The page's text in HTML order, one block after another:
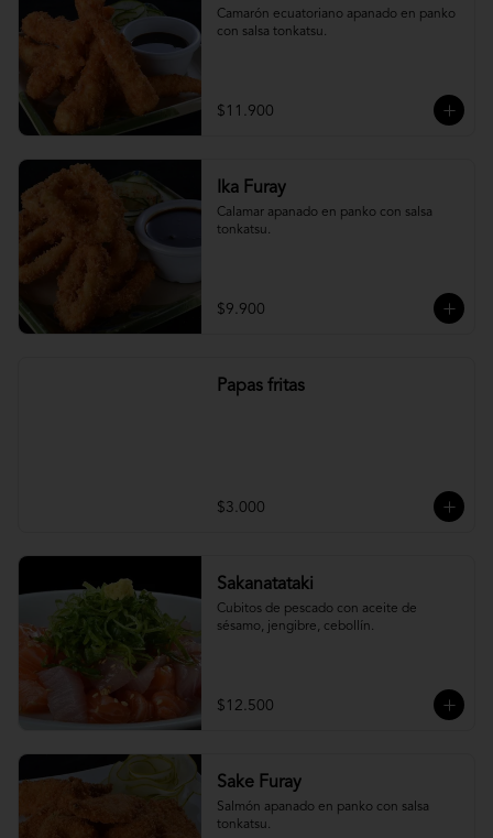
Camarón ecuatoriano apanado en panko
con salsa tonkatsu.
$11.900
Ika Furay
Calamar apanado en panko con salsa
tonkatsu.
$9.900
Papas fritas
$3.000
Sakanatataki
Cubitos de pescado con aceite de
sésamo, jengibre, cebollín.
$12.500
Sake Furay
Salmón apanado en panko con salsa
tonkatsu.